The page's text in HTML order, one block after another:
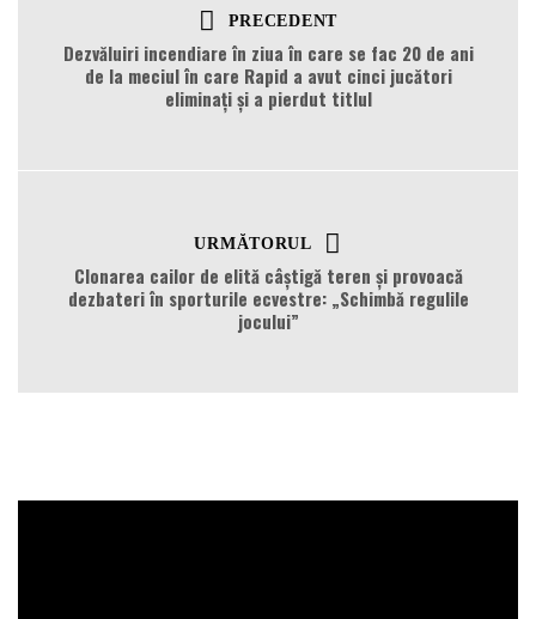
PRECEDENT
Dezvăluiri incendiare în ziua în care se fac 20 de ani
de la meciul în care Rapid a avut cinci jucători
eliminați și a pierdut titlul
URMĂTORUL
Clonarea cailor de elită câștigă teren și provoacă
dezbateri în sporturile ecvestre: „Schimbă regulile
jocului”